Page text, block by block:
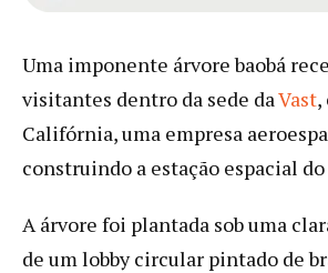
Uma imponente árvore baobá
visitantes dentro da sede daVast,
Califórnia, uma empresa
construindo a estação espacial
A árvore foi plantada sob uma
de um lobby circular pintado de